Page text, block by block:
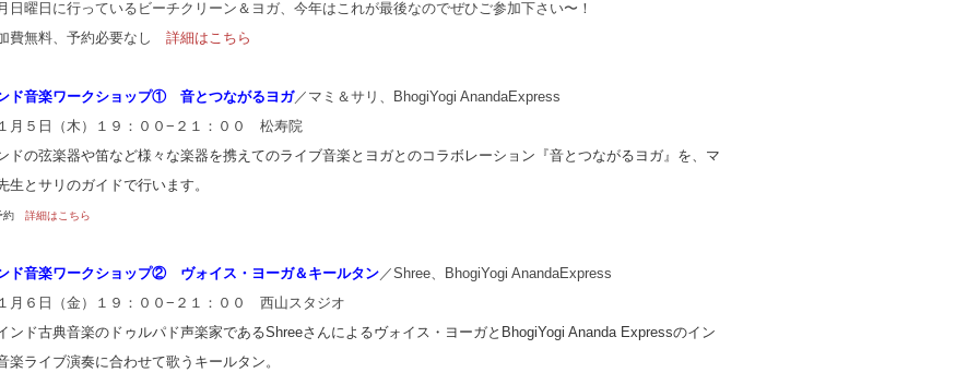
日曜日に行っているビーチクリーン＆ヨガ、今年はこれが最後なのでぜひご参加下さい〜！
費無料、予約必要なし 詳細はこちら
ド音楽ワークショップ① 音とつながるヨガ／マミ＆サリ、BhogiYogi AnandaExpress
月５日（木）１９：００−２１：００ 松寿院
ドの弦楽器や笛など様々な楽器を携えてのライブ音楽とヨガとのコラボレーション『音とつながるヨガ』を、マ
生とサリのガイドで行います。
約 詳細はこちら
ド音楽ワークショップ② ヴォイス・ヨーガ＆キールタン／Shree、BhogiYogi AnandaExpress
月６日（金）１９：００−２１：００ 西山スタジオ
ンド古典音楽のドゥルパド声楽家であるShreeさんによるヴォイス・ヨーガと BhogiYogi Ananda Expressのイン
楽ライブ演奏に合わせて歌うキールタン。